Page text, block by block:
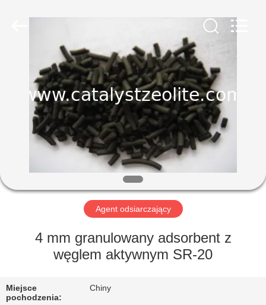
PRODUKTY
WYCIECZKA
FABRYCE
JAKOŚCI
Agent odsiarczający
4 mm granulowany adsorbent z
węglem aktywnym SR-20
Miejsce
pochodzenia:
Chiny